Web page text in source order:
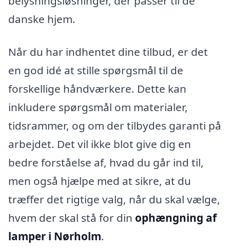
danske hjem.
Når du har indhentet dine tilbud, er det
en god idé at stille spørgsmål til de
forskellige håndværkere. Dette kan
inkludere spørgsmål om materialer,
tidsrammer, og om der tilbydes garanti på
arbejdet. Det vil ikke blot give dig en
bedre forståelse af, hvad du går ind til,
men også hjælpe med at sikre, at du
træffer det rigtige valg, når du skal vælge,
hvem der skal stå for din ophængning af
lamper i Nørholm.